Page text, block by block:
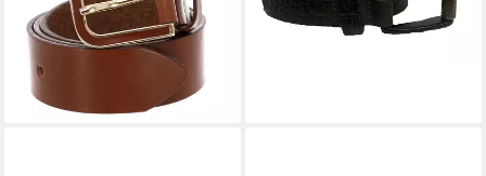
ab 32,92 € UVP
-34%
lieferbar - in 2-3 Werktagen bei dir
schwarz